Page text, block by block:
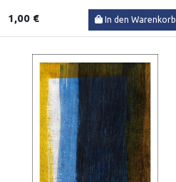
1,00 € In den Warenkorb